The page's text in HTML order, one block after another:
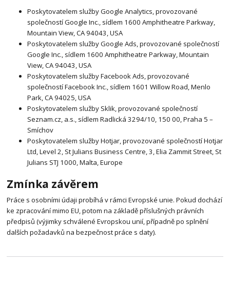
Poskytovatelem služby Google Analytics, provozované
společností Google Inc., sídlem 1600 Amphitheatre Parkway,
Mountain View, CA 94043, USA
Poskytovatelem služby Google Ads, provozované společností
Google Inc., sídlem 1600 Amphitheatre Parkway, Mountain
View, CA 94043, USA
Poskytovatelem služby Facebook Ads, provozované
společností Facebook Inc., sídlem 1601 Willow Road, Menlo
Park, CA 94025, USA
Poskytovatelem služby Sklik, provozované společností
Seznam.cz, a.s., sídlem Radlická 3294/10, 150 00, Praha 5 –
Smíchov
Poskytovatelem služby Hotjar, provozované společností Hotjar
Ltd, Level 2, St Julians Business Centre, 3, Elia Zammit Street, St
Julians STJ 1000, Malta, Europe
Zmínka závěrem
Práce s osobními údaji probíhá v rámci Evropské unie. Pokud dochází
ke zpracování mimo EU, potom na základě příslušných právních
předpisů (výjimky schválené Evropskou unií, případně po splnění
dalších požadavků na bezpečnost práce s daty).